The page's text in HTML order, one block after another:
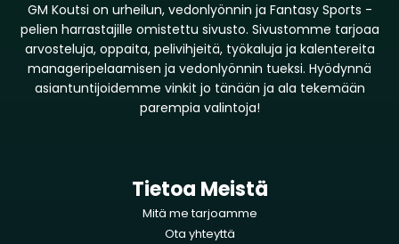
GM Koutsi on urheilun, vedonlyönnin ja Fantasy Sports -
pelien harrastajille omistettu sivusto. Sivustomme tarjoaa
arvosteluja, oppaita, pelivihjeitä, työkaluja ja kalentereita
manageripelaamisen ja vedonlyönnin tueksi. Hyödynnä
asiantuntijoidemme vinkit jo tänään ja ala tekemään
parempia valintoja!
Tietoa Meistä
Mitä me tarjoamme
Ota yhteyttä